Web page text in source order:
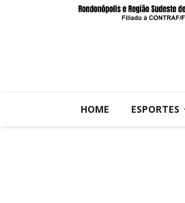
HOME ESPORTES